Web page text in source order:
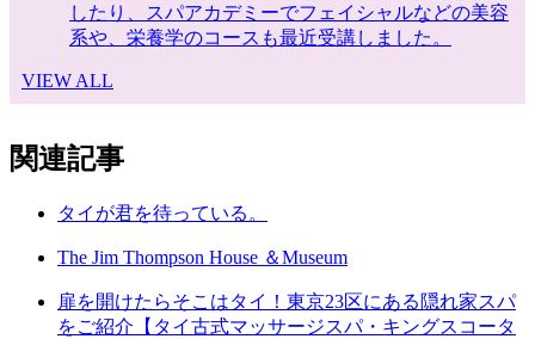
したり、スパアカデミーでフェイシャルなどの美容
系や、栄養学のコースも最近受講しました。
VIEW ALL
関連記事
タイが君を待っている。
The Jim Thompson House ＆Museum
扉を開けたらそこはタイ！東京23区にある隠れ家スパ
をご紹介【タイ古式マッサージスパ・キングスコータ